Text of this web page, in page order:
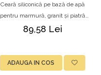
Ceară siliconică pe bază de apă
pentru marmură, granit și piatră
naturală – Ilpa Brillo Aqua 1L
89,58 Lei
ADAUGA IN COS